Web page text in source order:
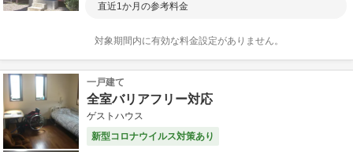
直近1か月の参考料金
対象期間内に有効な料金設定がありません。
一戸建て
全室バリアフリー対応
ゲストハウス
新型コロナウイルス対策あり